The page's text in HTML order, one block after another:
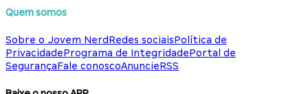
Quem somos
Sobre o Jovem NerdRedes sociaisPolítica de
PrivacidadePrograma de IntegridadePortal de
SegurançaFale conoscoAnuncieRSS